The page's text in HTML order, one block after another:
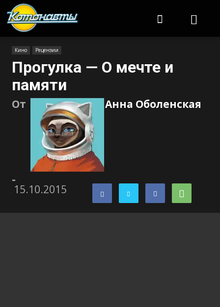
Кино Рецензии
Прогулка — О мечте и
памяти
От Анна Оболенская
-
15.10.2015